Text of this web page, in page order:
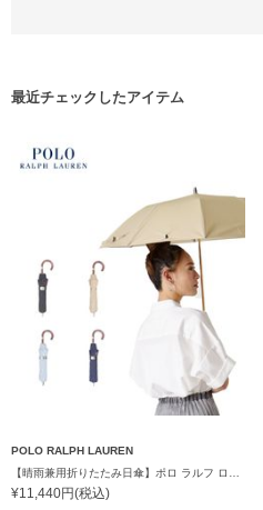
最近チェックしたアイテム
POLO RALPH LAUREN
¥11,440円(税込)